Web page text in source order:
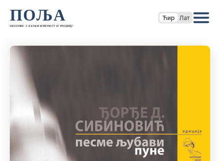
ПОЉА
часопис за књижевност и теорију
Ћир Лат